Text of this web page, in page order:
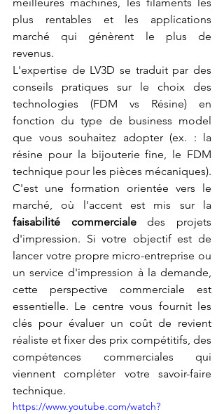
plus rentables et les applications
marché qui génèrent le plus de
revenus.
L'expertise de LV3D se traduit par des
conseils pratiques sur le choix des
technologies (FDM vs Résine) en
fonction du type de business model
que vous souhaitez adopter (ex. : la
résine pour la bijouterie fine, le FDM
technique pour les pièces mécaniques).
C'est une formation orientée vers le
faisabilité commerciale des projets
d'impression. Si votre objectif est de
lancer votre propre micro-entreprise ou
un service d'impression à la demande,
cette perspective commerciale est
essentielle. Le centre vous fournit les
clés pour évaluer un coût de revient
réaliste et fixer des prix compétitifs, des
compétences commerciales qui
viennent compléter votre savoir-faire
technique.
https://www.youtube.com/watch?